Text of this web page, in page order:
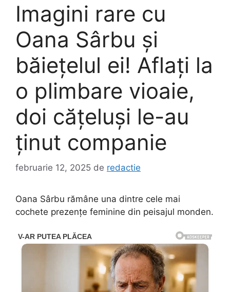
Imagini rare cu
Oana Sârbu și
băiețelul ei! Aflați la
o plimbare vioaie,
doi cățeluși le-au
ținut companie
februarie 12, 2025 de redactie
Oana Sârbu rămâne una dintre cele mai
cochete prezențe feminine din peisajul monden.